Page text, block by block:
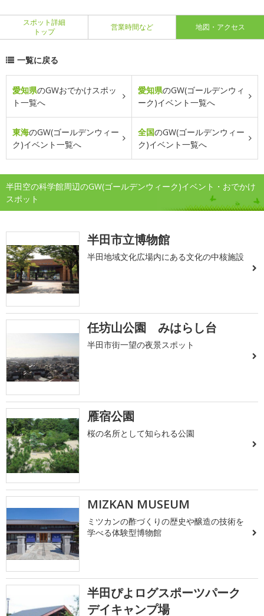
スポット詳細
トップ
営業時間など 地図・アクセス
一覧に戻る
愛知県のGWおでかけスポッ
ト一覧へ
愛知県のGW(ゴールデンウィ
ーク)イベント一覧へ
東海のGW(ゴールデンウィー
ク)イベント一覧へ
全国のGW(ゴールデンウィー
ク)イベント一覧へ
半田空の科学館周辺のGW(ゴールデンウィーク)イベント・おでかけ
スポット
半田市立博物館
半田地域文化広場内にある文化の中核施設
任坊山公園 みはらし台
半田市街一望の夜景スポット
雁宿公園
桜の名所として知られる公園
MIZKAN MUSEUM
ミツカンの酢づくりの歴史や醸造の技術を
学べる体験型博物館
半田ぴよログスポーツパーク
デイキャンプ場